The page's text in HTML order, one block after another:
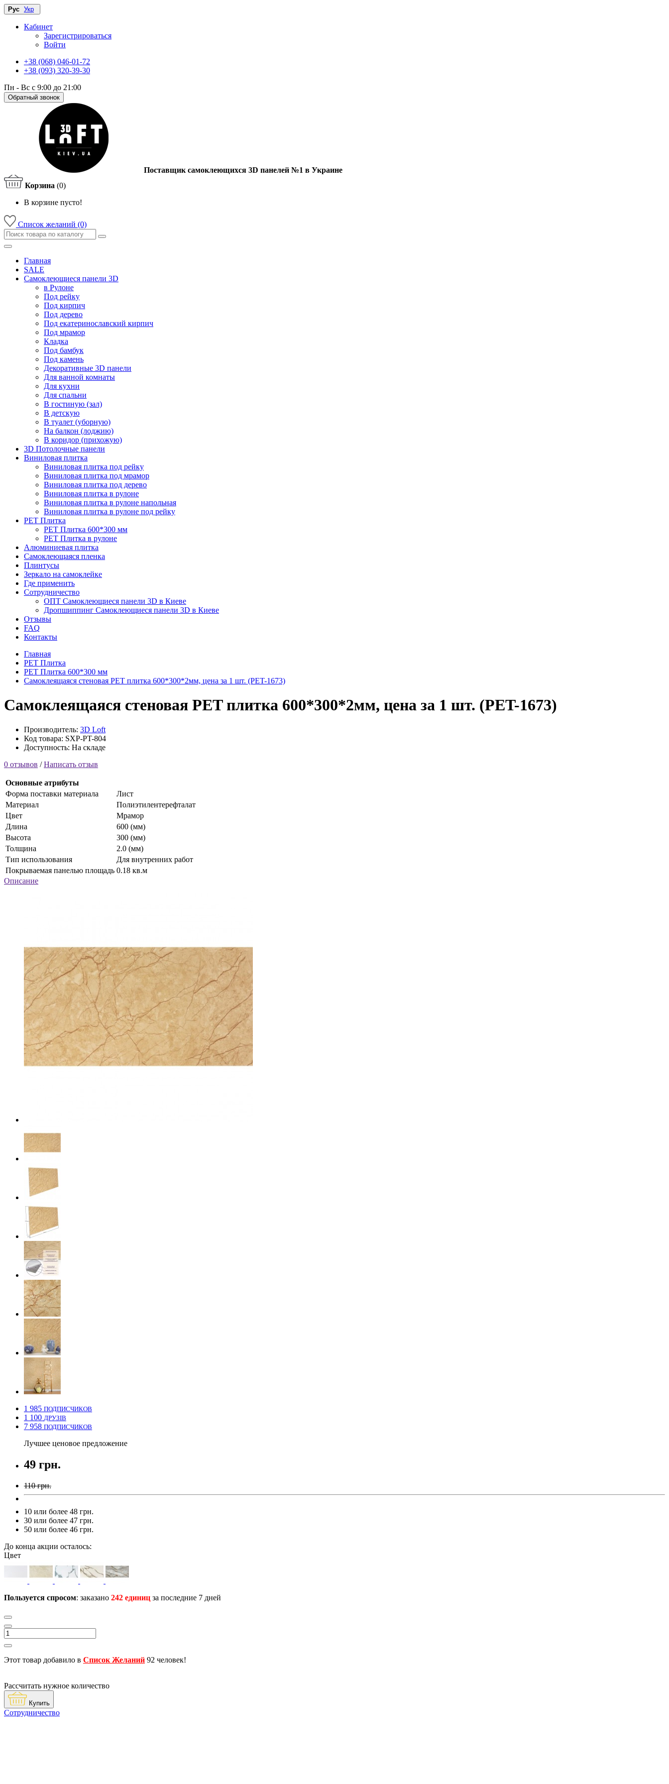
Рус Укр
Кабинет
Зарегистрироваться
Войти
+38 (068) 046-01-72
+38 (093) 320-39-30
Пн - Вс с 9:00 до 21:00
Обратный звонок
Поставщик самоклеющихся 3D панелей №1 в Украине
Корзина (0)
В корзине пусто!
Список желаний (0)
Главная
SALE
Самоклеющиеся панели 3D
в Рулоне
Под рейку
Под кирпич
Под дерево
Под екатеринославский кирпич
Под мрамор
Кладка
Под бамбук
Под камень
Декоративные 3D панели
Для ванной комнаты
Для кухни
Для спальни
В гостиную (зал)
В детскую
В туалет (уборную)
На балкон (лоджию)
В коридор (прихожую)
3D Потолочные панели
Виниловая плитка
Виниловая плитка под рейку
Виниловая плитка под мрамор
Виниловая плитка под дерево
Виниловая плитка в рулоне
Виниловая плитка в рулоне напольная
Виниловая плитка в рулоне под рейку
PET Плитка
PET Плитка 600*300 мм
PET Плитка в рулоне
Алюминиевая плитка
Самоклеющаяся пленка
Плинтусы
Зеркало на самоклейке
Где применить
Сотрудничество
ОПТ Самоклеющиеся панели 3D в Киеве
Дропшиппинг Самоклеющиеся панели 3D в Киеве
Отзывы
FAQ
Контакты
Главная
PET Плитка
PET Плитка 600*300 мм
Самоклеящаяся стеновая PET плитка 600*300*2мм, цена за 1 шт. (PET-1673)
Самоклеящаяся стеновая PET плитка 600*300*2мм, цена за 1 шт. (PET-1673)
Производитель: 3D Loft
Код товара: SXP-PT-804
Доступность: На складе
0 отзывов /Написать отзыв
Основные атрибуты
Форма поставки материала
Лист
Материал
Полиэтилентерефталат
Цвет
Мрамор
Длина
600 (мм)
Высота
300 (мм)
Толщина
2.0 (мм)
Тип использования
Для внутренних работ
Покрываемая панелью площадь 0.18 кв.м
Описание
1 985 ПОДПИСЧИКОВ
1 100 ДРУЗІВ
7 958 ПОДПИСЧИКОВ
Лучшее ценовое предложение
49 грн.
110 грн.
10 или более 48 грн.
30 или более 47 грн.
50 или более 46 грн.
До конца акции осталось:
Цвет
Пользуется спросом: заказано 242 единиц за последние 7 дней
Этот товар добавило в Список Желаний 92 человек!
Рассчитать нужное количество
Купить
Сотрудничество